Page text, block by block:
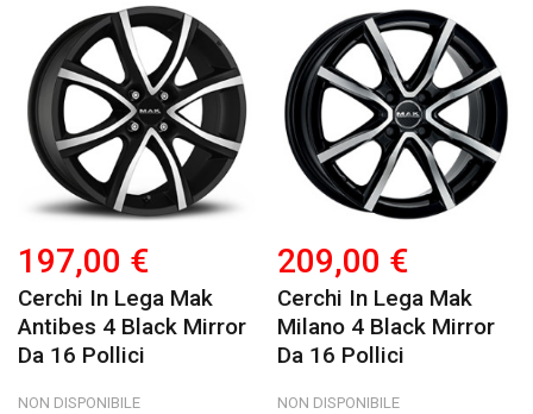
197,00 €
Cerchi In Lega Mak
Antibes 4 Black Mirror
Da 16 Pollici
NON DISPONIBILE
209,00 €
Cerchi In Lega Mak
Milano 4 Black Mirror
Da 16 Pollici
NON DISPONIBILE